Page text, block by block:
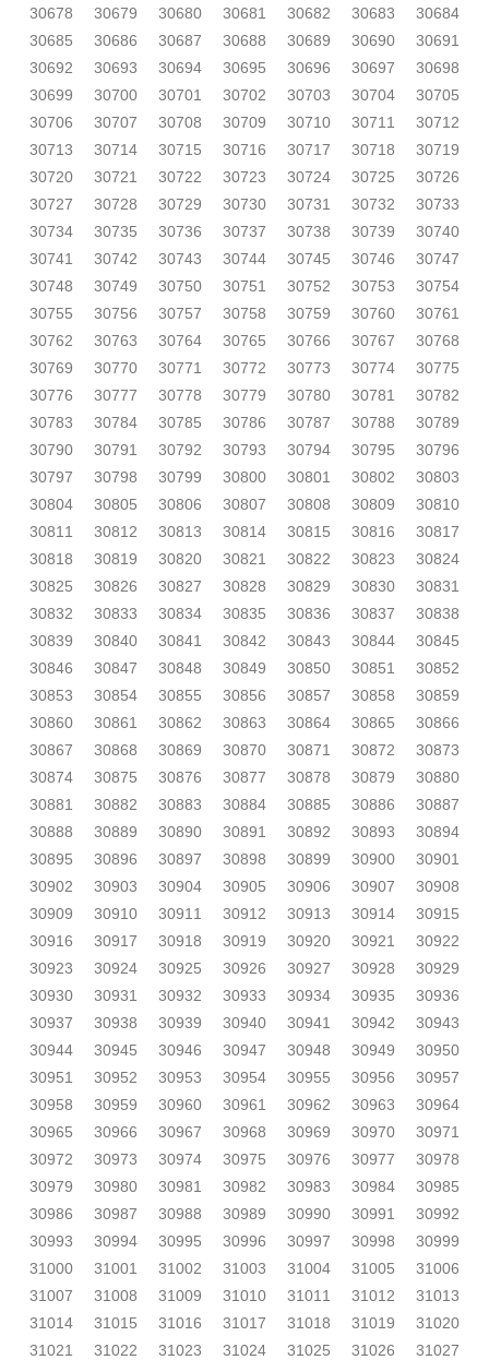
30678
30679 30680 30681 30682 30683
30684
30685
30686 30687 30688 30689 30690
30691
30692
30693 30694 30695 30696 30697
30698
30699
30700 30701 30702 30703 30704
30705
30706
30707 30708 30709 30710 30711
30712
30713
30714 30715 30716 30717 30718
30719
30720
30721 30722 30723 30724 30725
30726
30727
30728 30729 30730 30731 30732
30733
30734
30735 30736 30737 30738 30739
30740
30741
30742 30743 30744 30745 30746
30747
30748
30749 30750 30751 30752 30753
30754
30755
30756 30757 30758 30759 30760
30761
30762
30763 30764 30765 30766 30767
30768
30769
30770 30771 30772 30773 30774
30775
30776
30777 30778 30779 30780 30781
30782
30783
30784 30785 30786 30787 30788
30789
30790
30791 30792 30793 30794 30795
30796
30797
30798 30799 30800 30801 30802
30803
30804
30805 30806 30807 30808 30809
30810
30811
30812 30813 30814 30815 30816
30817
30818
30819 30820 30821 30822 30823
30824
30825
30826 30827 30828 30829 30830
30831
30832
30833 30834 30835 30836 30837
30838
30839
30840 30841 30842 30843 30844
30845
30846
30847 30848 30849 30850 30851
30852
30853
30854 30855 30856 30857 30858
30859
30860
30861 30862 30863 30864 30865
30866
30867
30868 30869 30870 30871 30872
30873
30874
30875 30876 30877 30878 30879
30880
30881
30882 30883 30884 30885 30886
30887
30888
30889 30890 30891 30892 30893
30894
30895
30896 30897 30898 30899 30900
30901
30902
30903 30904 30905 30906 30907
30908
30909
30910 30911 30912 30913 30914
30915
30916
30917 30918 30919 30920 30921
30922
30923
30924 30925 30926 30927 30928
30929
30930
30931 30932 30933 30934 30935
30936
30937
30938 30939 30940 30941 30942
30943
30944
30945 30946 30947 30948 30949
30950
30951
30952 30953 30954 30955 30956
30957
30958
30959 30960 30961 30962 30963
30964
30965
30966 30967 30968 30969 30970
30971
30972
30973 30974 30975 30976 30977
30978
30979
30980 30981 30982 30983 30984
30985
30986
30987 30988 30989 30990 30991
30992
30993
30994 30995 30996 30997 30998
30999
31000
31001 31002 31003 31004 31005
31006
31007
31008 31009 31010 31011 31012
31013
31014
31015 31016 31017 31018 31019
31020
31021
31022 31023 31024 31025 31026
31027